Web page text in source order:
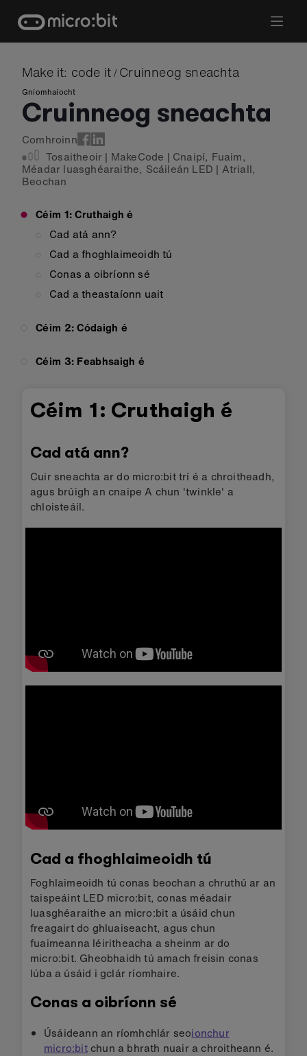
content
Make it: code it / Cruinneog sneachta
Gníomhaíocht
Cruinneog sneachta
Comhroinn
Tosaitheoir | MakeCode | Cnaipí, Fuaim,
Méadar luasghéaraithe, Scáileán LED | Atriall,
Beochan
Céim 1: Cruthaigh é
Cad atá ann?
Cad a fhoghlaimeoidh tú
Conas a oibríonn sé
Cad a theastaíonn uait
Céim 2: Códaigh é
Céim 3: Feabhsaigh é
Céim 1: Cruthaigh é
Cad atá ann?
Cuir sneachta ar do micro:bit trí é a chroitheadh,
agus brúigh an cnaipe A chun 'twinkle' a
chloisteáil.
Cad a fhoghlaimeoidh tú
Foghlaimeoidh tú conas beochan a chruthú ar an
taispeáint LED micro:bit, conas méadair
luasghéaraithe an micro:bit a úsáid chun
freagairt do ghluaiseacht, agus chun
fuaimeanna léiritheacha a sheinm ar do
micro:bit. Gheobhaidh tú amach freisin conas
lúba a úsáid i gclár ríomhaire.
Conas a oibríonn sé
Úsáideann an ríomhchlár seoionchur
micro:bitchun a bhrath nuair a chroitheann é.